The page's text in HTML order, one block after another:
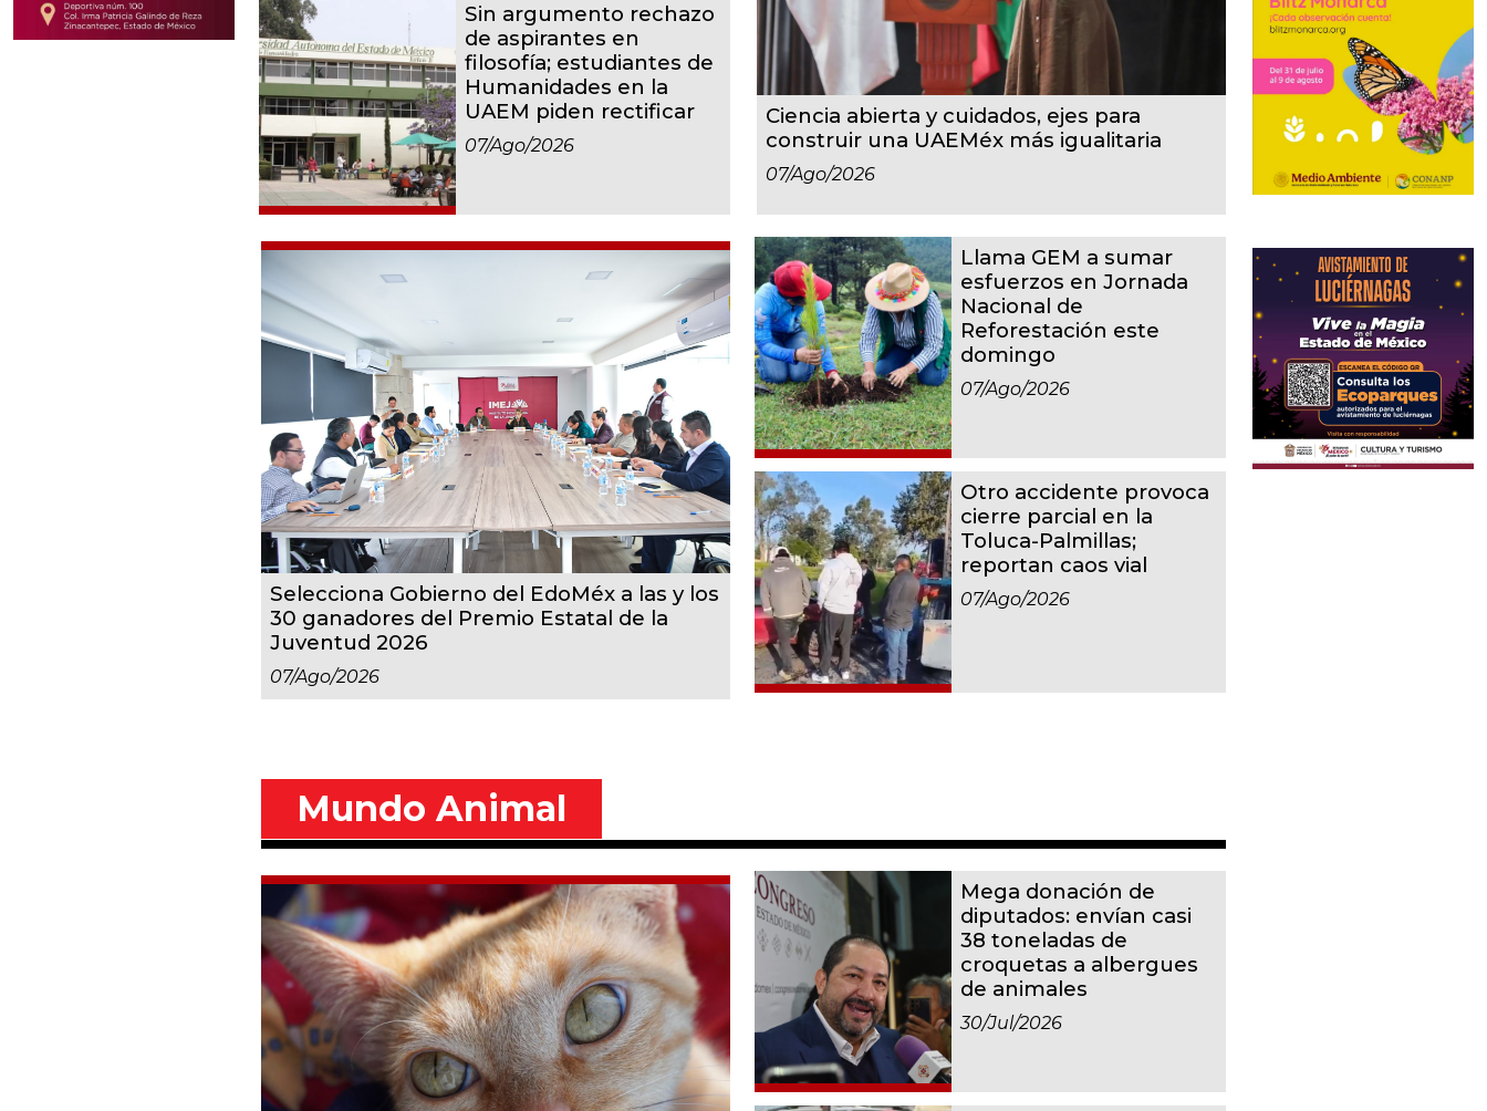
Sin argumento rechazo
de aspirantes en
filosofía; estudiantes de
Humanidades en la
UAEM piden rectificar
07/ago/2026
Ciencia abierta y cuidados, ejes para
construir una UAEMéx más igualitaria
07/ago/2026
Selecciona Gobierno del EdoMéx a las y los
30 ganadores del Premio Estatal de la
Juventud 2026
07/ago/2026
Llama GEM a sumar
esfuerzos en Jornada
Nacional de
Reforestación este
domingo
07/ago/2026
Otro accidente provoca
cierre parcial en la
Toluca-Palmillas;
reportan caos vial
07/ago/2026
Mundo Animal
Mega donación de
diputados: envían casi
38 toneladas de
croquetas a albergues
de animales
30/jul/2026